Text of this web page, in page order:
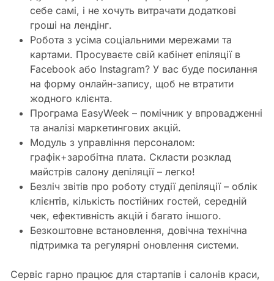
себе самі, і не хочуть витрачати додаткові
гроші на лендінг.
Робота з усіма соціальними мережами та
картами. Просуваєте свій кабінет епіляції в
Facebook або Instagram? У вас буде посилання
на форму онлайн-запису, щоб не втратити
жодного клієнта.
Програма EasyWeek – помічник у впровадженні
та аналізі маркетингових акцій.
Модуль з управління персоналом:
графік+заробітна плата. Скласти розклад
майстрів салону депіляції – легко!
Безліч звітів про роботу студії депіляції – облік
клієнтів, кількість постійних гостей, середній
чек, ефективність акцій і багато іншого.
Безкоштовне встановлення, довічна технічна
підтримка та регулярні оновлення системи.
Сервіс гарно працює для стартапів і салонів краси,